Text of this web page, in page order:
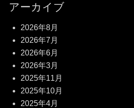
アーカイブ
2026年8月
2026年7月
2026年6月
2026年3月
2025年11月
2025年10月
2025年4月